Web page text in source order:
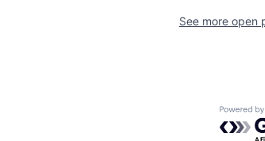
See more open